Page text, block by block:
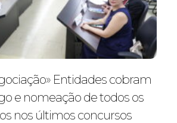
Entidades cobram
e nomeação de todos os
nos últimos concursos